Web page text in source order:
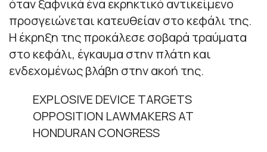
όταν ξαφνικά ένα εκρηκτικό αντικείμενο
προσγειώνεται κατευθείαν στο κεφάλι της.
Η έκρηξη της προκάλεσε σοβαρά τραύματα
στο κεφάλι, έγκαυμα στην πλάτη και
ενδεχομένως βλάβη στην ακοή της.
EXPLOSIVE DEVICE TARGETS
OPPOSITION LAWMAKERS AT
HONDURAN CONGRESS